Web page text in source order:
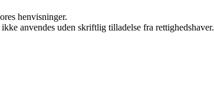
henvisninger.
anvendes uden skriftlig tilladelse fra rettighedshaver.